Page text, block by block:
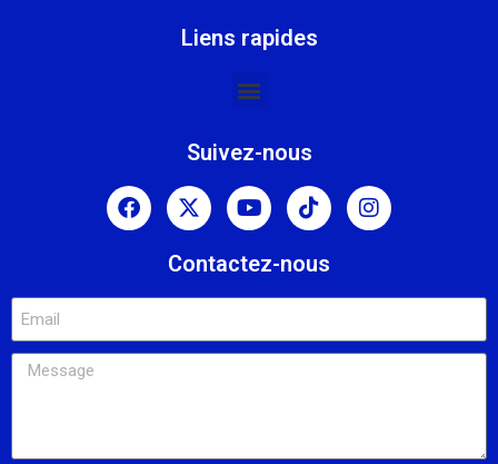
Liens rapides
Suivez-nous
Contactez-nous